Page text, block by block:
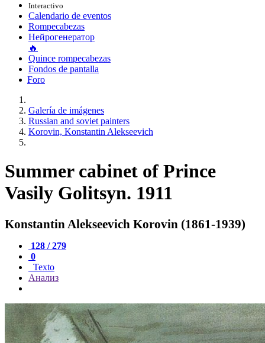
Interactivo
Calendario de eventos
Rompecabezas
Нейрогенератор
🔥
Quince rompecabezas
Fondos de pantalla
Foro
Galería de imágenes
Russian and soviet painters
Korovin, Konstantin Alekseevich
Summer cabinet of Prince
Vasily Golitsyn. 1911
Konstantin Alekseevich Korovin (1861-1939)
128 / 279
0
Texto
Анализ